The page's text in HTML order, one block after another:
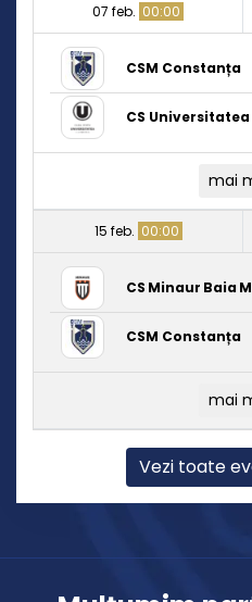
07 feb. 00:00
CSM Constanța
CS
mai
15 feb. 00:00
CS Minaur Baia
CSM Constanța
mai
Vezi toate